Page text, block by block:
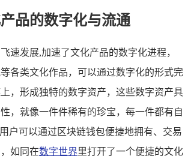
品的数字化与流通
速发展,加速了文化产品的数字化进程，
各类文化作品，可以通过数字化的形式完
，形成独特的数字资产，这些数字资产具
，就像一件件稀有的珍宝，每一件都有自
户可以通过区块链钱包便捷地拥有、交易
如同在数字世界里打开了一个便捷的文化